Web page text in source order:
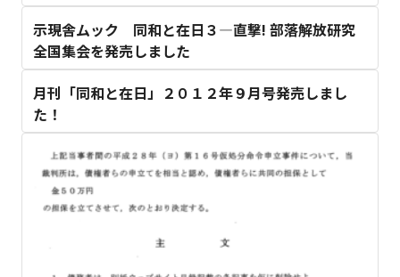
示現舎ムック 同和と在日３―直撃! 部落解放研究
全国集会を発売しました
月刊「同和と在日」２０１２年９月号発売しまし
た！